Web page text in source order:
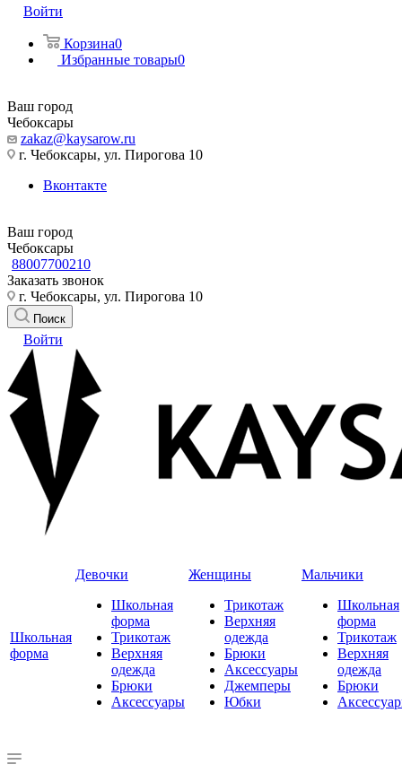
Войти
Корзина0
Избранные товары0
Ваш город
Чебоксары
zakaz@kaysarow.ru
г. Чебоксары, ул. Пирогова 10
Вконтакте
Ваш город
Чебоксары
88007700210
Заказать звонок
г. Чебоксары, ул. Пирогова 10
Поиск
Войти
Школьная
форма
Девочки
Школьная
форма
Трикотаж
Верхняя
одежда
Брюки
Аксессуары
Женщины
Трикотаж
Верхняя
одежда
Брюки
Аксессуары
Джемперы
Юбки
Мальчики
Школьная
форма
Трикотаж
Верхняя
одежда
Брюки